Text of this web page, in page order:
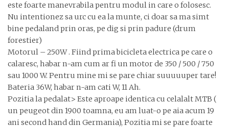
este foarte manevrabila pentru modul in care o folosesc.
Nu intentionez sa urc cu ea la munte, ci doar sa ma simt
bine pedaland prin oras, pe dig si prin padure (drum
forestier)
Motorul – 250W . Fiind prima bicicleta electrica pe care o
calaresc, habar n-am cum ar fi un motor de 350 / 500 / 750
sau 1000 W. Pentru mine mi se pare chiar suuuuuper tare!
Bateria 36W, habar n-am cati W, 11 Ah.
Pozitia la pedalat> Este aproape identica cu celalalt MTB (
un peugeot din 1900 toamna, eu am luat-o pe aia acum 19
ani second hand din Germania), Pozitia mi se pare foarte